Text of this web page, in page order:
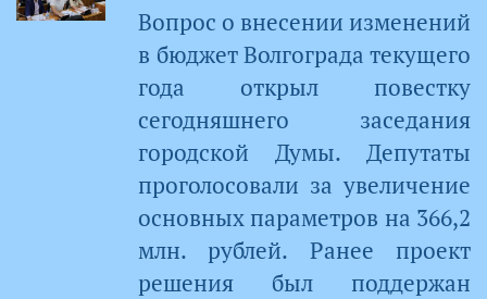
Вопрос о внесении изменений
в бюджет Волгограда текущего
года открыл повестку
сегодняшнего заседания
городской Думы. Депутаты
проголосовали за увеличение
основных параметров на 366,2
млн. рублей. Ранее проект
решения был поддержан